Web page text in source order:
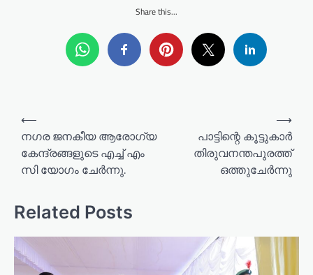
Share this...
n
a
v
⟵
നഗര ജനകീയ ആരോഗ്യ
കേന്ദ്രങ്ങളുടെ എച്ച് എം
സി യോഗം ചേർന്നു.
പാട്ടിന്റെ കൂട്ടുകാർ
തിരുവനന്തപുരത്ത്
ഒത്തുചേർന്നു
⟶
Related Posts